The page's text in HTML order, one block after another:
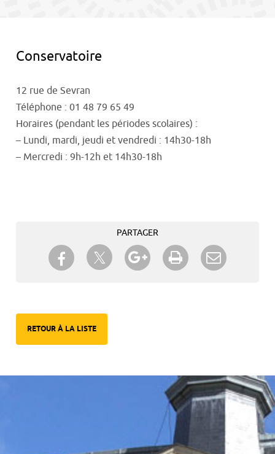
Conservatoire
12 rue de Sevran
Téléphone : 01 48 79 65 49
Horaires (pendant les périodes scolaires) :
– Lundi, mardi, jeudi et vendredi : 14h30-18h
– Mercredi : 9h-12h et 14h30-18h
PARTAGER
Partager sur Facebook
Partager sur TwitterPartager sur Google+
Imprimer
RETOUR À LA LISTE